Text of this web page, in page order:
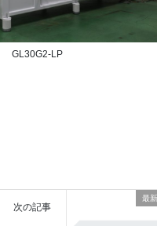
GL30G2-LP
最
次の記事